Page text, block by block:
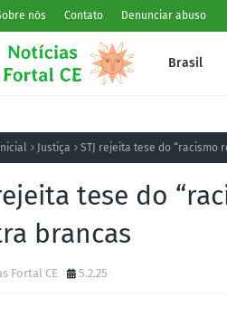
nós Contato Denunciar abuso
Brasil
Justiça STJ rejeita tese do “racismo
tese do
brancas
Fortal CE 5.2.25